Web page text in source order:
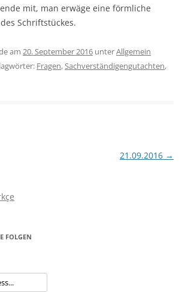
mit, man erwäge eine förmliche
Schriftstückes.
am 20. September 2016 unterAllgemein
Fragen,Sachverständigengutachten,
21.09.2016 →
FOLGEN